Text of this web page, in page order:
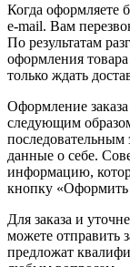
Когда оформляете
e-mail. Вам
По результатам
оформления
только ждать
Оформление
следующим
последовательным
данные о себе.
информацию,
кнопку «Оформить
Для заказа и
можете отправить
предложат